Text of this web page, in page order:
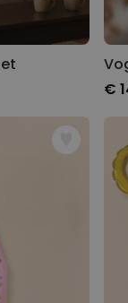
€